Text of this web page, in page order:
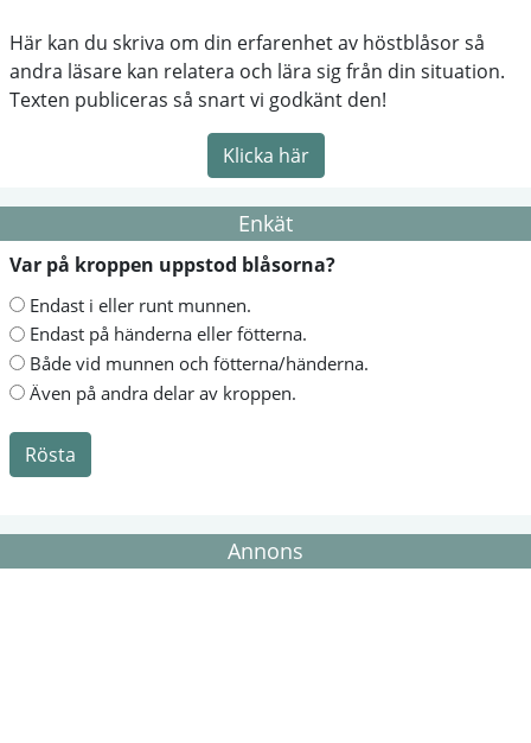
Här kan du skriva om din erfarenhet av höstblåsor så
andra läsare kan relatera och lära sig från din situation.
Texten publiceras så snart vi godkänt den!
Klicka här
Enkät
Var på kroppen uppstod blåsorna?
Endast i eller runt munnen.
Endast på händerna eller fötterna.
Både vid munnen och fötterna/händerna.
Även på andra delar av kroppen.
Rösta
Annons